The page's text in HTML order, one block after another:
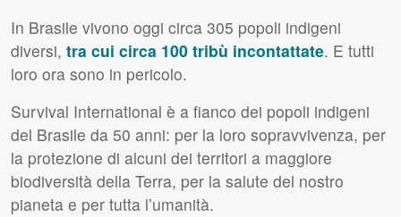
In Brasile vivono oggi circa 305 popoli indigeni
diversi, tra cui circa 100 tribù incontattate. E tutti
loro ora sono in pericolo.
Survival International è a fianco dei popoli indigeni
del Brasile da 50 anni: per la loro sopravvivenza, per
la protezione di alcuni dei territori a maggiore
biodiversità della Terra, per la salute del nostro
pianeta e per tutta l’umanità.